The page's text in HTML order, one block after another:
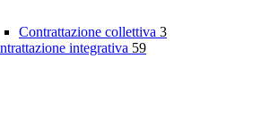
Contrattazione collettiva 3
integrativa 59